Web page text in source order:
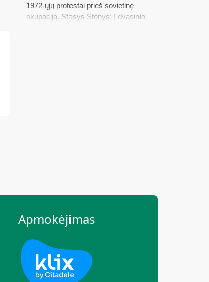
1972-ųjų protestai prieš sovietinę
okupaciją. Stasys Stonys; Į dvasinio
Apmokėjimas